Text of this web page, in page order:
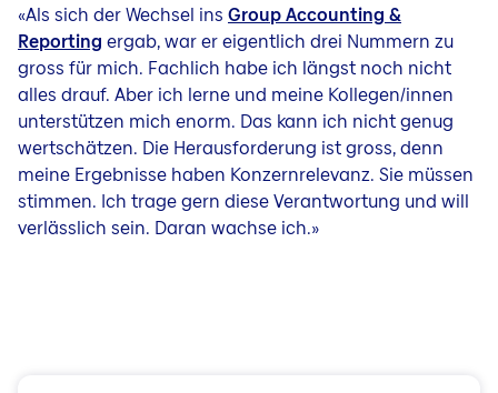
«Als sich der Wechsel ins Group Accounting &
Reporting ergab, war er eigentlich drei Nummern zu
gross für mich. Fachlich habe ich längst noch nicht
alles drauf. Aber ich lerne und meine Kollegen/innen
unterstützen mich enorm. Das kann ich nicht genug
wertschätzen. Die Herausforderung ist gross, denn
meine Ergebnisse haben Konzernrelevanz. Sie müssen
stimmen. Ich trage gern diese Verantwortung und will
verlässlich sein. Daran wachse ich.»